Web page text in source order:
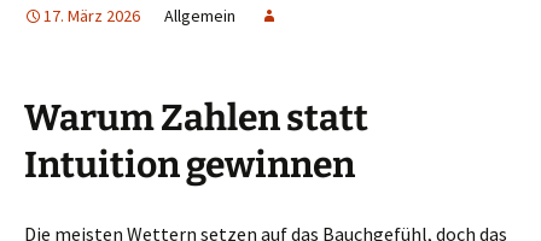
17. März 2026 Allgemein
Warum Zahlen statt
Intuition gewinnen
Die meisten Wettern setzen auf das Bauchgefühl, doch das